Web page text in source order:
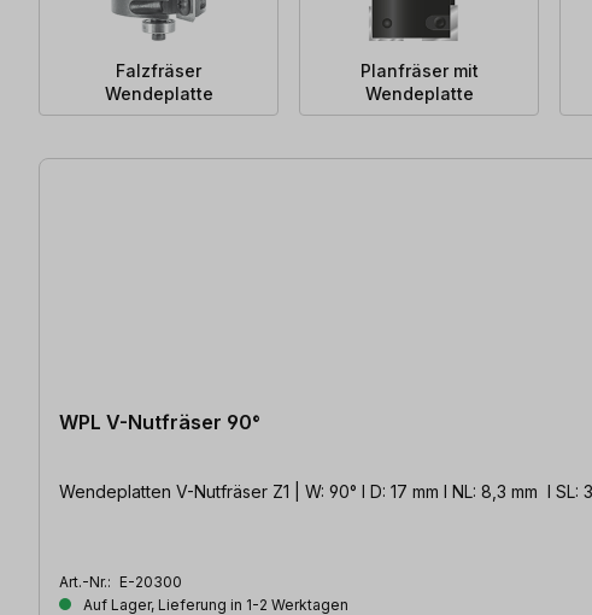
Falzfräser
Wendeplatte
Planfräser mit
Wendeplatte
90 Artikel gefunden
WPL V-Nutfräser 90°
Wendeplatten V-Nutfräser Z1 | W: 90° l D: 17 mm l NL:
Art.-Nr.: E-20300
Auf Lager, Lieferung in 1-2 Werktagen